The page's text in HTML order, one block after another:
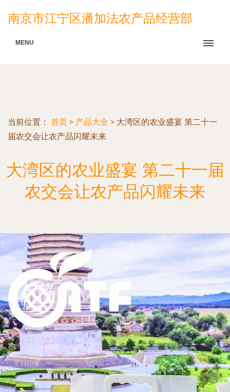
南京市江宁区潘加法农产品经营部
MENU
当前位置： 首页 > 产品大全 > 大湾区的农业盛宴 第二十一
届农交会让农产品闪耀未来
大湾区的农业盛宴 第二十一届
农交会让农产品闪耀未来